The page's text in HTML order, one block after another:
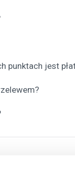
punktach jest